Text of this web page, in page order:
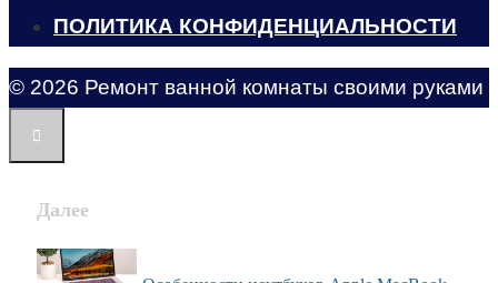
ПОЛИТИКА КОНФИДЕНЦИАЛЬНОСТИ
© 2026 Ремонт ванной комнаты своими руками
Далее